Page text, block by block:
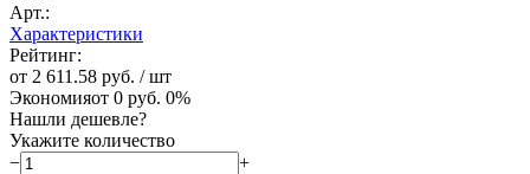
Арт.:
Характеристики
Рейтинг:
от 2 611.58 руб. / шт
Экономияот 0 руб. 0%
Нашли дешевле?
Укажите количество
−
+